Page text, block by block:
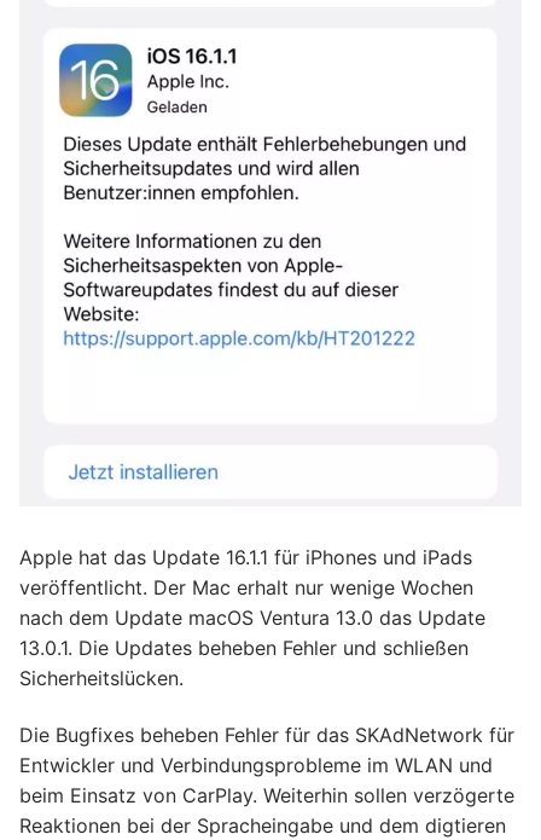
Apple hat das Update 16.1.1 für iPhones und iPads
veröffentlicht. Der Mac erhalt nur wenige Wochen
nach dem Update macOS Ventura 13.0 das Update
13.0.1. Die Updates beheben Fehler und schließen
Sicherheitslücken.
Die Bugfixes beheben Fehler für das SKAdNetwork für
Entwickler und Verbindungsprobleme im WLAN und
beim Einsatz von CarPlay. Weiterhin sollen verzögerte
Reaktionen bei der Spracheingabe und dem digtieren